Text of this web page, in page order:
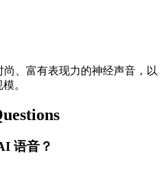
、富有表现力的神经声音，以
。
语音？